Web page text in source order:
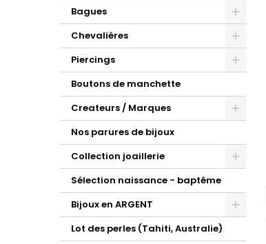
Bagues
Chevalières
Piercings
Boutons de manchette
Createurs / Marques
Nos parures de bijoux
Collection joaillerie
Sélection naissance - baptême
Bijoux en ARGENT
Lot des perles (Tahiti, Australie)